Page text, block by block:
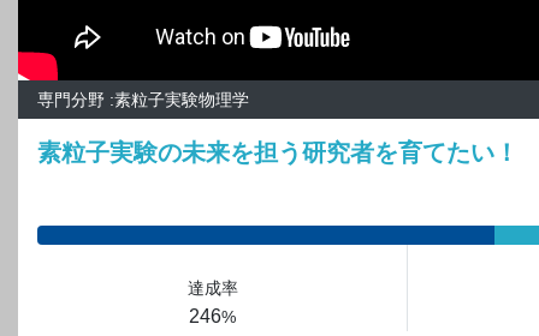
専門分野 :素粒子実験物理学
素粒子実験の未来を担う研究者を育てたい！
達成率
246%